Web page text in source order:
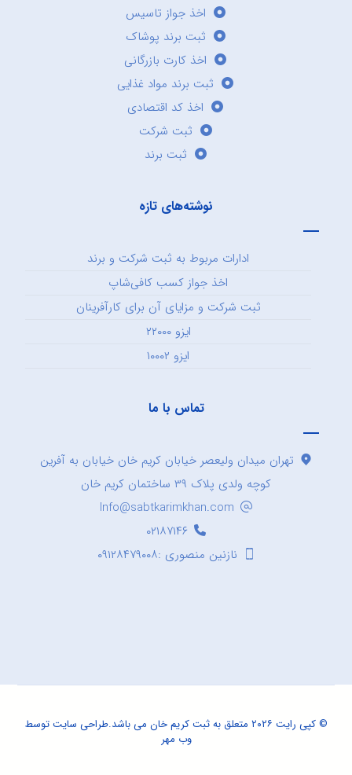
اخذ جواز تاسیس
ثبت برند پوشاک
اخذ کارت بازرگانی
ثبت برند مواد غذایی
اخذ کد اقتصادی
ثبت شرکت
ثبت برند
نوشته‌های تازه
ادارات مربوط به ثبت شرکت و برند
اخذ جواز کسب کافی‌شاپ
ثبت شرکت و مزایای آن برای کارآفرینان
ایزو ۲۲۰۰۰
ایزو ۱۰۰۰۲
تماس با ما
تهران میدان ولیعصر خیابان کریم خان خیابان به آفرین
کوچه ولدی پلاک ۳۹ ساختمان کریم خان
Info@sabtkarimkhan.com
۰۲۱۸۷۱۴۶
نازنین منصوری :۰۹۱۲۸۴۷۹۰۰۸
© کپی رایت ۲۰۲۶ متعلق به ثبت کریم خان می باشد. طراحی سایتتوسط
وب مهر